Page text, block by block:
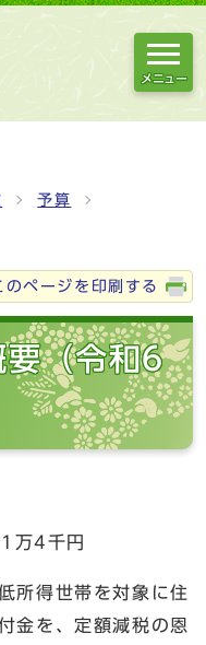
メニュー
予算
のページを印刷する
要（令和6
万4千円
所得世帯を対象に住
金を、定額減税の恩